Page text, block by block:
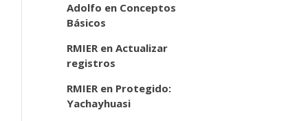
Adolfo en Conceptos
Básicos
RMIERen Actualizar
registros
RMIERen Protegido:
Yachayhuasi